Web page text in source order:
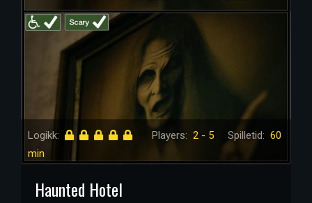
Logikk: Players: 2 - 5 Spilletid: 60
min
Haunted Hotel